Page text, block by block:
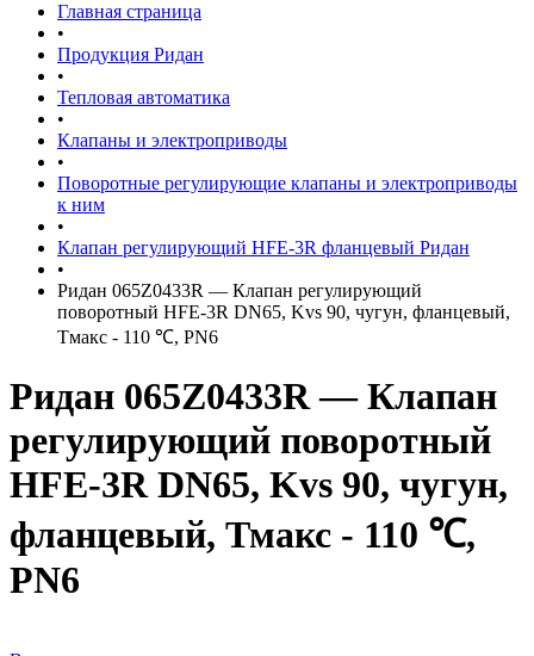
Главная страница
•
Продукция Ридан
•
Тепловая автоматика
•
Клапаны и электроприводы
•
Поворотные регулирующие клапаны и электроприводы
к ним
•
Клапан регулирующий HFE-3R фланцевый Ридан
•
Ридан 065Z0433R — Клапан регулирующий
поворотный HFE-3R DN65, Kvs 90, чугун, фланцевый,
Тмакс - 110 ℃, PN6
Ридан 065Z0433R — Клапан
регулирующий поворотный
HFE-3R DN65, Kvs 90, чугун,
фланцевый, Тмакс - 110 ℃,
PN6